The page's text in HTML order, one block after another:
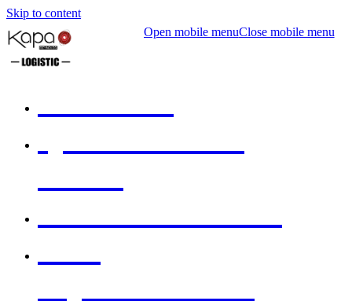
Skip to content
Open mobile menuClose mobile menu